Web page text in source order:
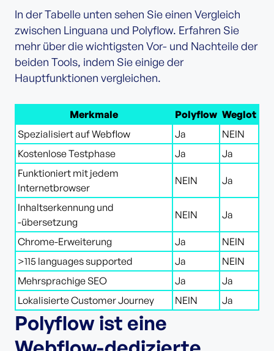
In der Tabelle unten sehen Sie einen Vergleich
zwischen Linguana und Polyflow. Erfahren Sie
mehr über die wichtigsten Vor- und Nachteile der
beiden Tools, indem Sie einige der
Hauptfunktionen vergleichen.
Merkmale Polyflow Weglot
Spezialisiert auf Webflow
Ja
NEIN
Kostenlose Testphase
Ja
Ja
Funktioniert mit jedem
Internetbrowser
NEIN Ja
Inhaltserkennung und
-übersetzung
NEIN Ja
Chrome-Erweiterung Ja
NEIN
>115 languages supported
Ja
NEIN
Mehrsprachige SEO
Ja
Ja
Lokalisierte Customer Journey
NEIN Ja
Polyflow ist eine